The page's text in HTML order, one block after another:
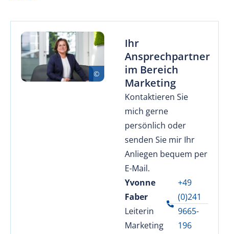
Ihr
Ansprechpartner
im Bereich
Marketing
Kontaktieren Sie
mich gerne
persönlich oder
senden Sie mir Ihr
Anliegen bequem per
E-Mail.
Yvonne
Faber
Leiterin
Marketing
+49
(0)241
9665-
196